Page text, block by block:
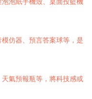
模仿器、預言答案球等，是
天氣預報瓶等，將科技感或